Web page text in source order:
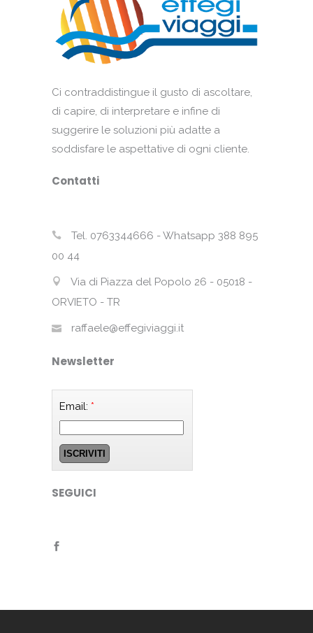
Ci contraddistingue il gusto di ascoltare,
di capire, di interpretare e infine di
suggerire le soluzioni più adatte a
soddisfare le aspettative di ogni cliente.
Contatti
Tel. 0763344666 - Whatsapp 388 895
00 44
Via di Piazza del Popolo 26 - 05018 -
ORVIETO - TR
raffaele@effegiviaggi.it
Newsletter
Email: *
SEGUICI